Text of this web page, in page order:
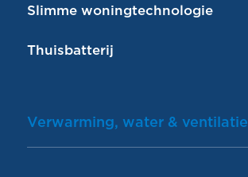
Slimme woningtechnologie
Thuisbatterij
Verwarming, water & ventilatie